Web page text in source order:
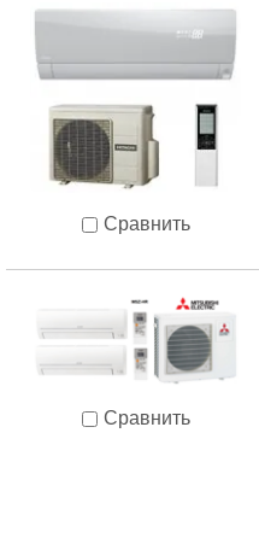
Сравнить
Сравнить